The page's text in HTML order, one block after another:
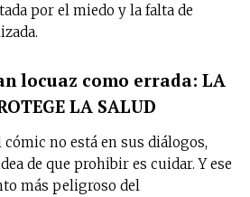
por el miedo y la falta de
locuaz como errada: LA
LA SALUD
no está en sus diálogos,
de que prohibir es cuidar. Y ese
más peligroso del